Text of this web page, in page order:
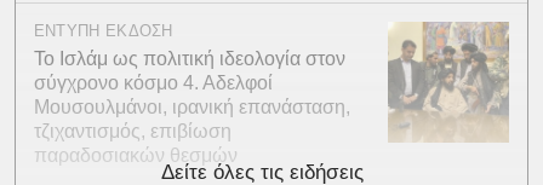
ΕΝΤΥΠΗ ΕΚΔΟΣΗ
Το Ισλάμ ως πολιτική ιδεολογία στον
σύγχρονο κόσμο 4. Αδελφοί
Μουσουλμάνοι, ιρανική επανάσταση,
τζιχαντισμός, επιβίωση
παραδοσιακών θεσμών
Δείτε όλες τις ειδήσεις